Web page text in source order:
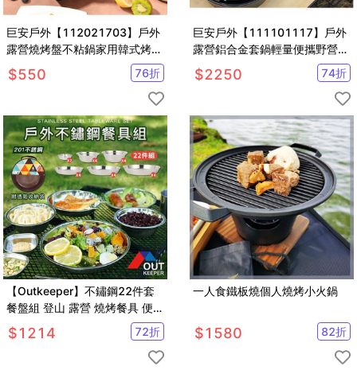
巨安戶外【112021703】戶外
露營燒烤盤不粘鍋家用韓式烤肉
盤卡式爐商用便攜麥飯石 鐵板
燒
$550 76折
巨安戶外【111101117】戶外
露營鋁合金套鍋輕量便攜野營鍋
套裝不粘塗層煎盤鍋具
$2250 74折
【Outkeeper】不鏽鋼22件套
餐盤組 登山 露營 燒烤餐具 便攜
家用 碗盤碟 收納包餐具組 套鍋
$1214 72折
一人食鐵板燒個人燒烤小火鍋
$1580 82折